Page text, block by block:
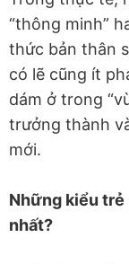
“thông minh”
thức bản thân
có lẽ cũng ít
dám ở trong
trưởng thành
mới.
Những kiểu trẻ
nhất?